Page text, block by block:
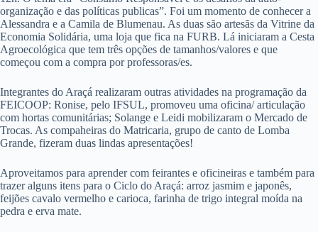
organização e das políticas publicas”. Foi um momento de conhecer a
Alessandra e a Camila de Blumenau. As duas são artesãs da Vitrine da
Economia Solidária, uma loja que fica na FURB. Lá iniciaram a Cesta
Agroecológica que tem três opções de tamanhos/valores e que
começou com a compra por professoras/es.
Integrantes do Araçá realizaram outras atividades na programação da
FEICOOP: Ronise, pelo IFSUL, promoveu uma oficina/ articulação
com hortas comunitárias; Solange e Leidi mobilizaram o Mercado de
Trocas. As compaheiras do Matricaria, grupo de canto de Lomba
Grande, fizeram duas lindas apresentações!
Aproveitamos para aprender com feirantes e oficineiras e também para
trazer alguns itens para o Ciclo do Araçá: arroz jasmim e japonês,
feijões cavalo vermelho e carioca, farinha de trigo integral moída na
pedra e erva mate.